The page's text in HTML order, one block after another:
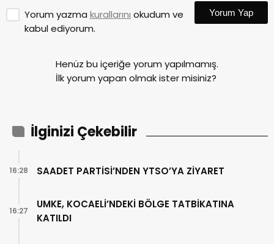
Yorum yazma kurallarını okudum ve
kabul ediyorum.
Yorum Yap
Henüz bu içeriğe yorum yapılmamış.
İlk yorum yapan olmak ister misiniz?
İlginizi Çekebilir
SAADET PARTİSİ’NDEN YTSO’YA ZİYARET
16:28
UMKE, KOCAELİ’NDEKİ BÖLGE TATBİKATINA
KATILDI
16:27